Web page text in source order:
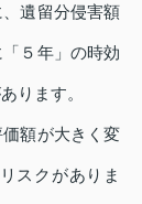
遺留分侵害額
５年」の時効
ります。
額が大きく変
スクがありま